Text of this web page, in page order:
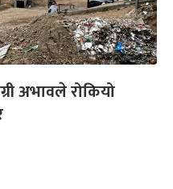
अभावले रोकियो